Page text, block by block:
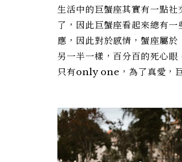
生活中的巨蟹座其實有一點
了，因此巨蟹座看起來總有
應，因此對於感情，蟹座屬
另一半一樣，百分百的死心
只有only one，為了真愛，